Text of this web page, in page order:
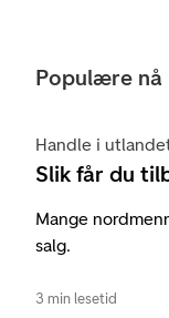
Populære nå
Handle i
Slik får du
Mange
salg.
3 min lesetid